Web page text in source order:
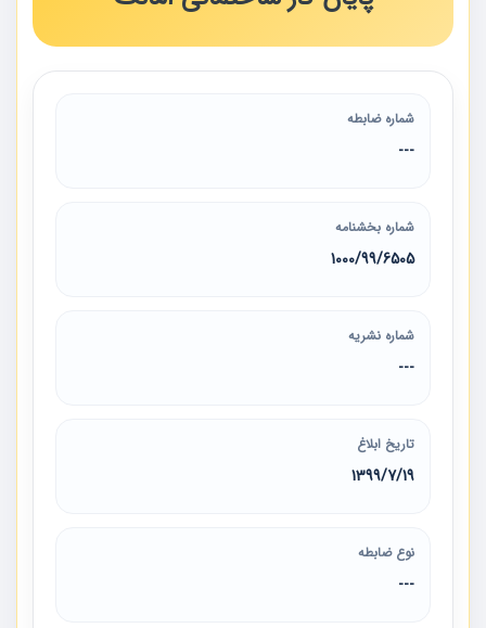
شماره ضابطه
---
شماره بخشنامه
1000/99/6505
شماره نشریه
---
تاریخ ابلاغ
1399/7/19
نوع ضابطه
---